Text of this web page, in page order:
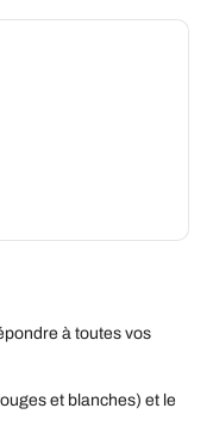
à toutes vos
et blanches) et le